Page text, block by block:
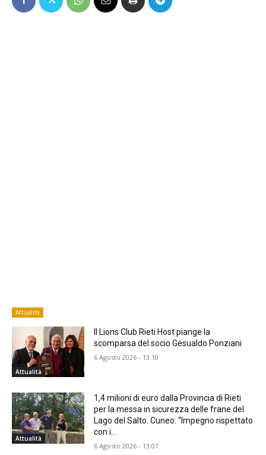
Attualità
Attualità
Il Lions Club Rieti Host piange la
scomparsa del socio Gesualdo Ponziani
6 Agosto 2026 - 13:10
Attualità
1,4 milioni di euro dalla Provincia di Rieti
per la messa in sicurezza delle frane del
Lago del Salto. Cuneo: “Impegno rispettato
con i...
6 Agosto 2026 - 13:01